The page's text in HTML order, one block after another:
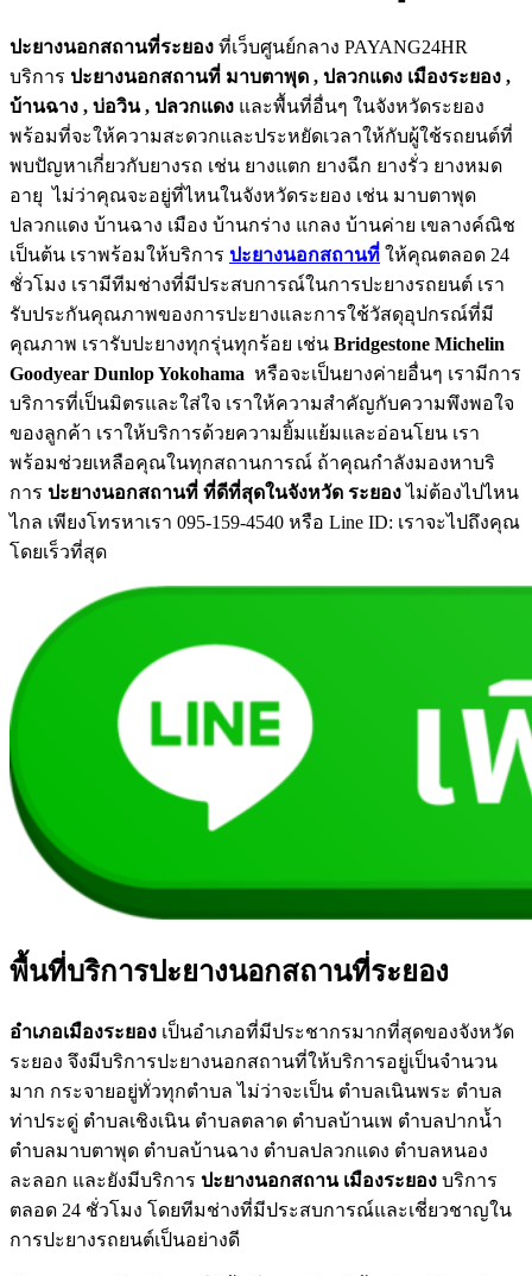
ปะยางนอกสถานที่ระยอง ที่เว็บศูนย์กลาง PAYANG24HR
บริการ ปะยางนอกสถานที่ มาบตาพุด , ปลวกแดง เมืองระยอง ,
บ้านฉาง , บ่อวิน , ปลวกแดง และพื้นที่อื่นๆ ในจังหวัดระยอง
พร้อมที่จะให้ความสะดวกและประหยัดเวลาให้กับผู้ใช้รถยนต์ที่
พบปัญหาเกี่ยวกับยางรถ เช่น ยางแตก ยางฉีก ยางรั่ว ยางหมด
อายุ ไม่ว่าคุณจะอยู่ที่ไหนในจังหวัดระยอง เช่น มาบตาพุด
ปลวกแดง บ้านฉาง เมือง บ้านกร่าง แกลง บ้านค่าย เขลางค์ณิช
เป็นต้น เราพร้อมให้บริการ ปะยางนอกสถานที่ ให้คุณตลอด 24
ชั่วโมง เรามีทีมช่างที่มีประสบการณ์ในการปะยางรถยนต์ เรา
รับประกันคุณภาพของการปะยางและการใช้วัสดุอุปกรณ์ที่มี
คุณภาพ เรารับปะยางทุกรุ่นทุกร้อย เช่น Bridgestone Michelin
Goodyear Dunlop Yokohama หรือจะเป็นยางค่ายอื่นๆ เรามีการ
บริการที่เป็นมิตรและใส่ใจ เราให้ความสำคัญกับความพึงพอใจ
ของลูกค้า เราให้บริการด้วยความยิ้มแย้มและอ่อนโยน เรา
พร้อมช่วยเหลือคุณในทุกสถานการณ์ ถ้าคุณกำลังมองหาบริ
การ ปะยางนอกสถานที่ ที่ดีที่สุดในจังหวัด ระยองไม่ต้องไปไหน
ไกล เพียงโทรหาเรา 095-159-4540 หรือ Line ID: เราจะไปถึงคุณ
โดยเร็วที่สุด
พื้นที่บริการปะยางนอกสถานที่ระยอง
อำเภอเมืองระยอง เป็นอำเภอที่มีประชากรมากที่สุดของจังหวัด
ระยอง จึงมีบริการปะยางนอกสถานที่ให้บริการอยู่เป็นจำนวน
มาก กระจายอยู่ทั่วทุกตำบล ไม่ว่าจะเป็น ตำบลเนินพระ ตำบล
ท่าประดู่ ตำบลเชิงเนิน ตำบลตลาด ตำบลบ้านเพ ตำบลปากน้ำ
ตำบลมาบตาพุด ตำบลบ้านฉาง ตำบลปลวกแดง ตำบลหนอง
ละลอก และยังมีบริการ ปะยางนอกสถาน เมืองระยอง บริการ
ตลอด 24 ชั่วโมง โดยทีมช่างที่มีประสบการณ์และเชี่ยวชาญใน
การปะยางรถยนต์เป็นอย่างดี